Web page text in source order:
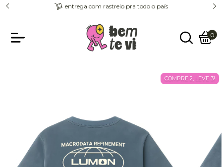
entrega com rastreio pra todo o país
0
COMPRE 2, LEVE 3!